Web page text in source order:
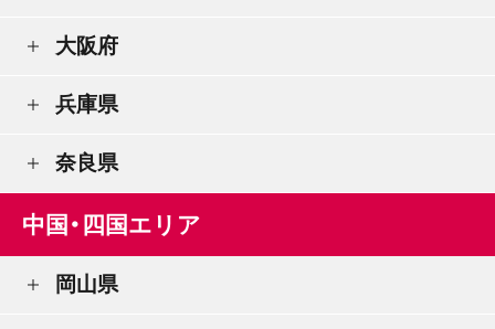
大阪府
兵庫県
奈良県
中国・四国エリア
岡山県